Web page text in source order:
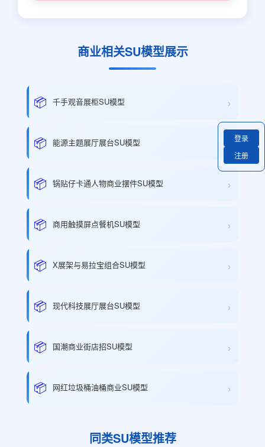
商业相关SU模型展示
📦 千手观音展柜SU模型 ›
📦 能源主题展厅展台SU模型
📦 锅贴仔卡通人物商业摆件SU模型 ›
📦 商用触摸屏点餐机SU模型 ›
📦 X展架与易拉宝组合SU模型 ›
📦 现代科技展厅展台SU模型 ›
📦 国潮商业街店招SU模型 ›
📦 网红垃圾桶油桶商业SU模型 ›
同类SU模型推荐
登录
注册